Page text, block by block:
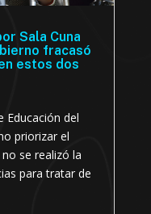
Sala Cuna
fracasó
estos dos
Educación del
priorizar el
se realizó la
para tratar de